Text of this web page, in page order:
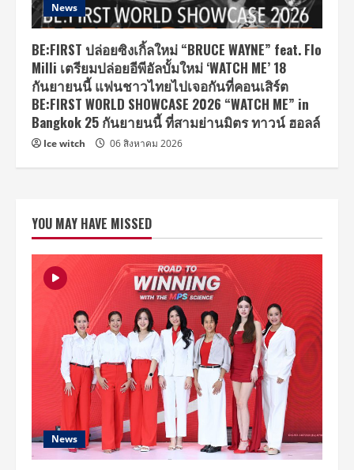
News
BE:FIRST ปล่อยซิงเกิ้ลใหม่ “BRUCE WAYNE” feat. Flo
Milli เตรียมปล่อยอีพีอัลบั้มใหม่ ‘WATCH ME’ 18
กันยายนนี้ แฟนชาวไทยไปเจอกันที่คอนเสิร์ต
BE:FIRST WORLD SHOWCASE 2026 “WATCH ME” in
Bangkok 25 กันยายนนี้ ที่สามย่านมิตร ทาวน์ ฮอลล์
Ice witch 06 สิงหาคม 2026
YOU MAY HAVE MISSED
News